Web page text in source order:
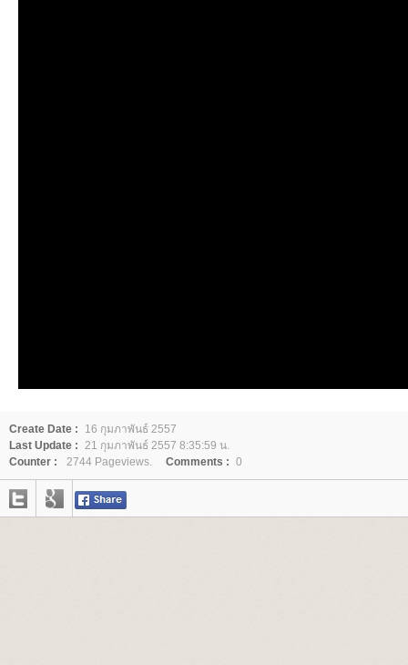
Create Date :
16 กุมภาพันธ์ 2557
Last Update : 21 กุมภาพันธ์ 2557 8:35:59 น.
Counter :
2744 Pageviews. Comments : 0